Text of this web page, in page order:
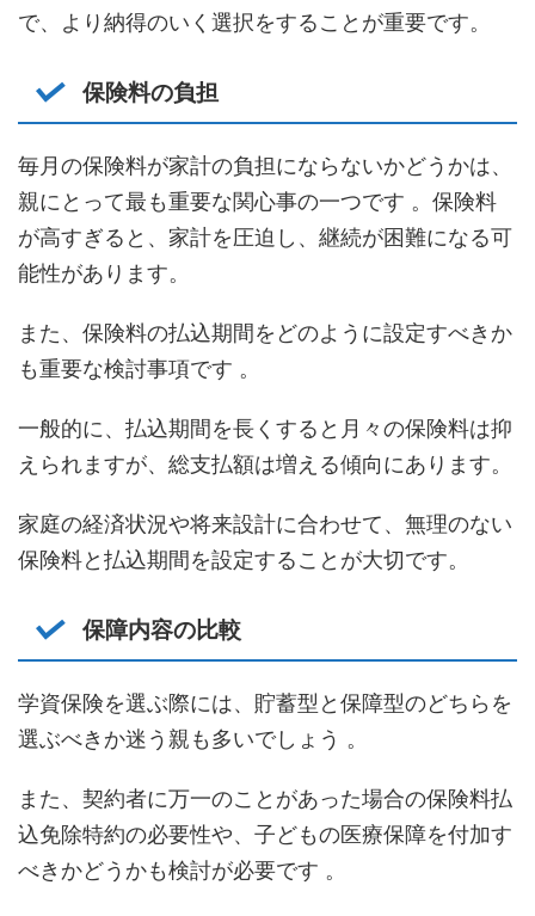
で、より納得のいく選択をすることが重要です。
保険料の負担
毎月の保険料が家計の負担にならないかどうかは、
親にとって最も重要な関心事の一つです 。保険料
が高すぎると、家計を圧迫し、継続が困難になる可
能性があります。
また、保険料の払込期間をどのように設定すべきか
も重要な検討事項です 。
一般的に、払込期間を長くすると月々の保険料は抑
えられますが、総支払額は増える傾向にあります。
家庭の経済状況や将来設計に合わせて、無理のない
保険料と払込期間を設定することが大切です。
保障内容の比較
学資保険を選ぶ際には、貯蓄型と保障型のどちらを
選ぶべきか迷う親も多いでしょう 。
また、契約者に万一のことがあった場合の保険料払
込免除特約の必要性や、子どもの医療保障を付加す
べきかどうかも検討が必要です 。